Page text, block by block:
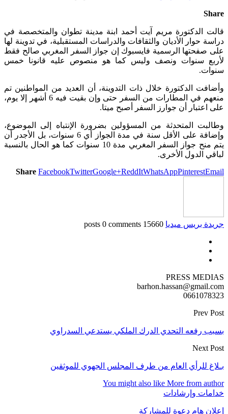
Share
قالت الدكتورة مريم آيت أحمد ابنة مدينة تطوان والمتخصصة في
دراسة حوار الأديان والثقافات والدراسات المستقبلية، في تدوينة لها
على صفحتها الرسمية فايسبوك إن جواز السفر المغربي صالح فقط
لأربع سنوات ونصف وليس كما هو منصوص عليه قانونا خمس
سنوات.
وأضافت الدكتورة خلال ذات التدوينة، أن العديد من المواطنين تم
منعهم في المطارات من السفر حتى وإن بقيت فيه 6 أشهر إلا يوم،
على اعتبار أن جوارز السفر أصبح ميتا.
وطالبت المتحدثة من المسؤولين بضرورة الإنتباه إلى الموضوع،
وإضافة على الأقل سنة في مدة الجواز أي 6 سنوات، بل الأجدر أن
يتم منح جواز السفر المغربي مدة 10 سنوات كما هو الحال بالنسبة
لباقي الدول الأخرى.
Share FacebookTwitterGoogle+ReddItWhatsAppPinterestEmail
جريدة بريس ميديا 15660 posts
0 comments
PRESS MEDIAS
barhon.hassan@gmail.com
0661078323
Prev Post
بسبب رفعه التحدي الدرك الملكي يستدعي السدراوي
Next Post
بـلاغ للرأي العام من طرف المجلس الجهوي للموثقين
You might also like More from author
خدامات وإرشادات
إعلان هام دعوة للمشاركة